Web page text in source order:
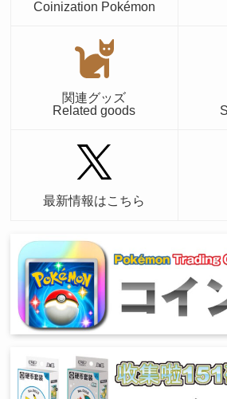
Coinization Pokémon
関連グッズ
Related goods
最新情報はこちら